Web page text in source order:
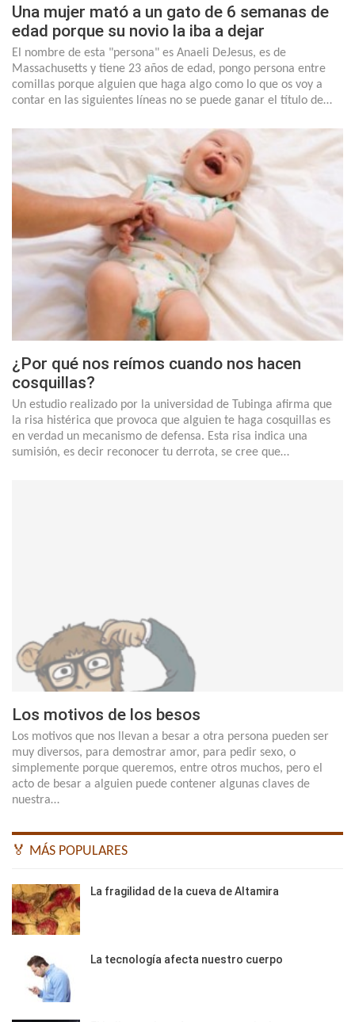
Una mujer mató a un gato de 6 semanas de
edad porque su novio la iba a dejar
El nombre de esta "persona" es Anaeli DeJesus, es de
Massachusetts y tiene 23 años de edad, pongo persona entre
comillas porque alguien que haga algo como lo que os voy a
contar en las siguientes líneas no se puede ganar el título de…
¿Por qué nos reímos cuando nos hacen
cosquillas?
Un estudio realizado por la universidad de Tubinga afirma que
la risa histérica que provoca que alguien te haga cosquillas es
en verdad un mecanismo de defensa. Esta risa indica una
sumisión, es decir reconocer tu derrota, se cree que…
Los motivos de los besos
Los motivos que nos llevan a besar a otra persona pueden ser
muy diversos, para demostrar amor, para pedir sexo, o
simplemente porque queremos, entre otros muchos, pero el
acto de besar a alguien puede contener algunas claves de
nuestra…
🏅 MÁS POPULARES
La fragilidad de la cueva de Altamira
La tecnología afecta nuestro cuerpo